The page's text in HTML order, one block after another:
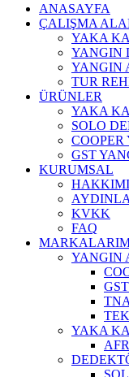
ANASAYFA
ÇALIŞMA
YAKA
YANGIN
YANGIN
TUR
ÜRÜNLER
YAKA
SOLO
COOPER
GST
KURUMSAL
KVKK
FAQ
YANGIN
YAKA